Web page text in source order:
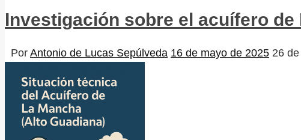
Investigación sobre el acuífero de
Por Antonio de Lucas Sepúlveda 16 de mayo de 2025 26